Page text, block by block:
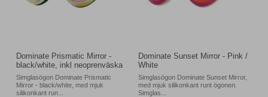
Dominate Prismatic Mirror -
black/white, inkl neoprenväska
Simglasögon Dominate Prismatic
Mirror - black/white, med mjuk
silikonkant run...
Dominate Sunset Mirror - Pink /
White
Simglasögon Dominate Sunset Mirror,
med mjuk silikonkant runt ögonen.
Simglas...